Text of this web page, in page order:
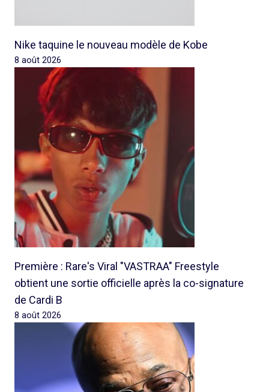
Nike taquine le nouveau modèle de Kobe
8 août 2026
Première : Rare's Viral "VASTRAA" Freestyle
obtient une sortie officielle après la co-signature
de Cardi B
8 août 2026